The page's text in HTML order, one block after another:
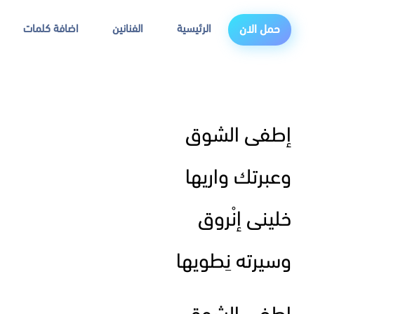
حمل الان الرئيسية الفنانين اضافة كلمات
إطفى الشوق
وعبرتك واريها
خلينى إنْروق
وسيرته نِطويها